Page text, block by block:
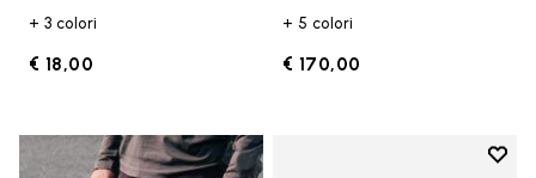
+ 3 colori
€ 18,00
+ 5 colori
€ 170,00
Add